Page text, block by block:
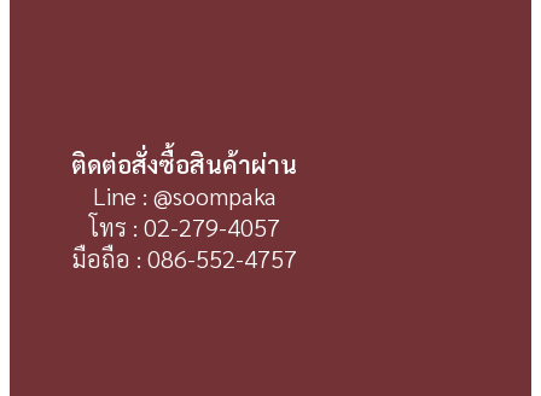
ติดต่อสั่งซื้อสินค้าผ่าน
Line : @soompaka
โทร : 02-279-4057
มือถือ : 086-552-4757